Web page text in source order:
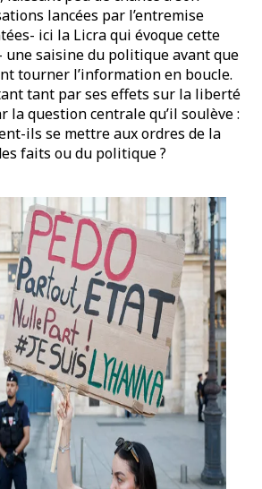
lancées par l’entremise
ici la Licra qui évoque cette
saisine du politique avant que
tourner l’information en boucle.
tant par ses effets sur la liberté
la question centrale qu’il soulève :
ils se mettre aux ordres de la
faits ou du politique ?